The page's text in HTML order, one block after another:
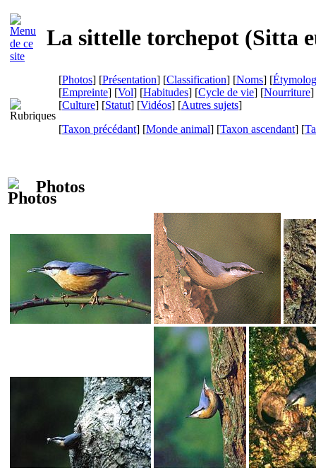
La sittelle torchepot (Sitta
[Photos] [Présentation] [Classification] [Noms] [
[Empreinte] [Vol] [Habitudes] [Cycle de vie] [Nourriture]
[Culture] [Statut] [Vidéos] [Autres sujets]
[Taxon précédant] [Monde animal] [Taxon ascendant] [
Photos